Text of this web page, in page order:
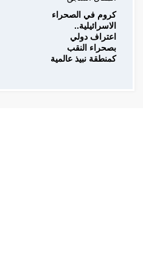
كروم في الصحراء
الاسرائيلية..
اعتراف دولي
بصحراء النقب
كمنطقة نبيذ عالمية